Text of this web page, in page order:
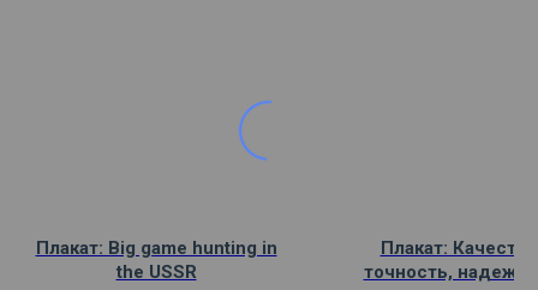
Плакат: Big game hunting in
the USSR
Плакат:
точность,